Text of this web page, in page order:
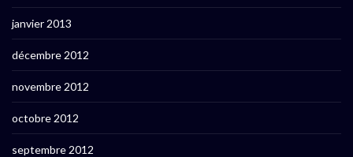
janvier 2013
décembre 2012
novembre 2012
octobre 2012
septembre 2012